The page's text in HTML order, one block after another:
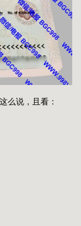
么说，且看：